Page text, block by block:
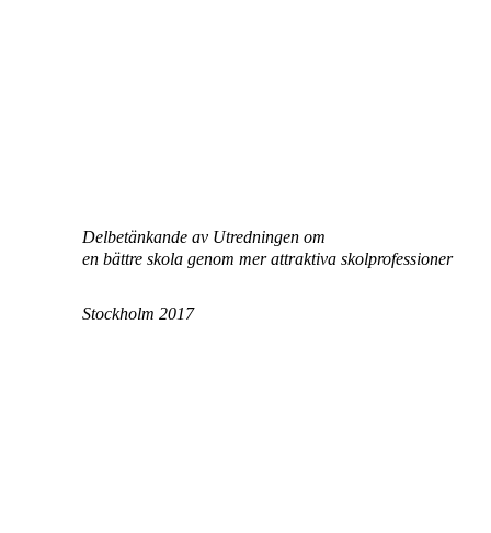
Delbetänkande av Utredningen om
en bättre skola genom mer attraktiva skolprofessioner
Stockholm 2017